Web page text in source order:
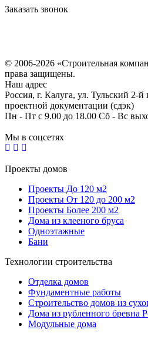
Заказать звонок
© 2006-2026 «Строительная
права защищены.
Наш адрес
Россия, г. Калуга, ул. Тульский 2-й
проектной документации (сдэк)
Пн - Пт с 9.00 до 18.00 Сб - Вс
Мы в соцсетях
Проекты домов
Проекты До 120 м2
Проекты От 120 до 200 м2
Проекты Более 200 м2
Дома из клееного бруса
Одноэтажные
Бани
Технологии строительства
Отделка домов
Фундаментные работы
Строительство домов из
Дома из рубленного бревна
Модульные дома